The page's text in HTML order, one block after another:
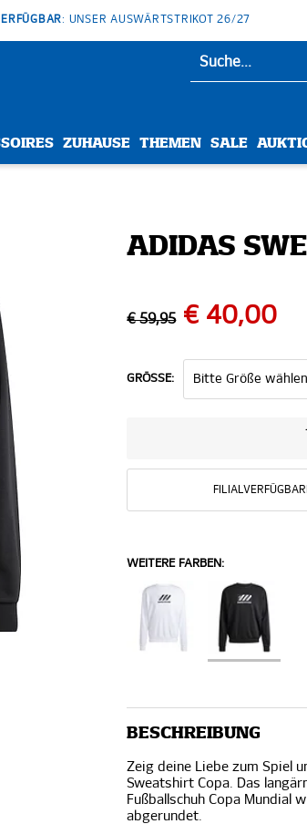
: UNSER AUSWÄRTSTRIKOT 26/27
ZUHAUSE THEMEN SALE
ADIDAS
€ 59,95 € 40,00
GRÖSSE:
WEITERE FARBEN:
BESCHREIBUNG
Zeig deine Liebe zum Spiel
Sweatshirt Copa. Das
Fußballschuh Copa Mundial
abgerundet.